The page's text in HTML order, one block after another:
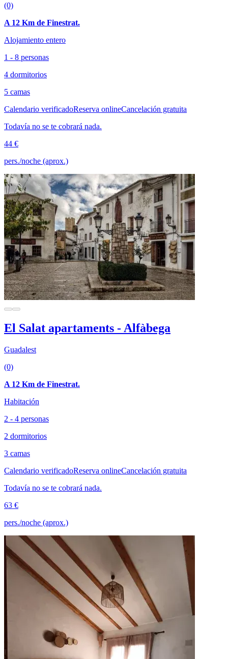
(0)
A 12 Km de Finestrat.
Alojamiento entero
1 - 8 personas
4 dormitorios
5 camas
Calendario verificadoReserva onlineCancelación gratuita
Todavía no se te cobrará nada.
44 €
pers./noche (aprox.)
El Salat apartaments - Alfàbega
Guadalest
(0)
A 12 Km de Finestrat.
Habitación
2 - 4 personas
2 dormitorios
3 camas
Calendario verificadoReserva onlineCancelación gratuita
Todavía no se te cobrará nada.
63 €
pers./noche (aprox.)